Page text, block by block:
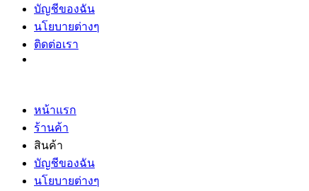
บัญชีของฉัน
นโยบายต่างๆ
ติดต่อเรา
หน้าแรก
ร้านค้า
สินค้า
บัญชีของฉัน
นโยบายต่างๆ